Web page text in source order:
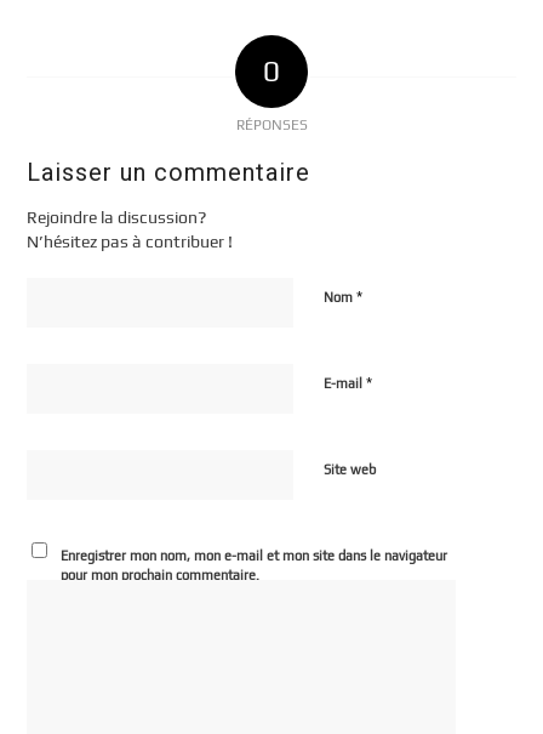
0
RÉPONSES
Laisser un commentaire
Rejoindre la discussion?
N’hésitez pas à contribuer !
Nom*
E-mail*
Site web
Enregistrer mon nom, mon e-mail et mon site dans le navigateur
pour mon prochain commentaire.